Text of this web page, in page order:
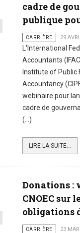
cadre de
publique
CARRIÈRE 29
L'International
Accountants
Institute of Public
Accountancy
webinaire pour
cadre de
(...)
LIRE LA SUITE...
Donations :
CNOEC sur
obligations
CARRIÈRE 23